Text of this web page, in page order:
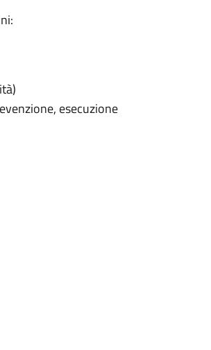
esecuzione
da HIV,
che
e degli altri
un punto di